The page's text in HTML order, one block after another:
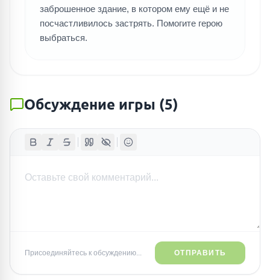
заброшенное здание, в котором ему ещё и не
посчастливилось застрять. Помогите герою
выбраться.
Обсуждение игры (5)
Присоединяйтесь к обсуждению... ОТПРАВИТЬ